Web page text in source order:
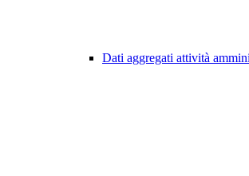
Dati aggregati attività